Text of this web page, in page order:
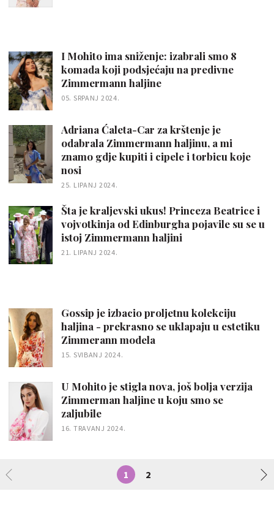
I Mohito ima sniženje: izabrali smo 8
komada koji podsjećaju na predivne
Zimmermann haljine
05. SRPANJ 2024.
Adriana Ćaleta-Car za krštenje je
odabrala Zimmermann haljinu, a mi
znamo gdje kupiti i cipele i torbicu koje
nosi
25. LIPANJ 2024.
Šta je kraljevski ukus! Princeza Beatrice i
vojvotkinja od Edinburgha pojavile su se u
istoj Zimmermann haljini
21. LIPANJ 2024.
Gossip je izbacio proljetnu kolekciju
haljina - prekrasno se uklapaju u estetiku
Zimmerann modela
15. SVIBANJ 2024.
U Mohito je stigla nova, još bolja verzija
Zimmerman haljine u koju smo se
zaljubile
16. TRAVANJ 2024.
1 2